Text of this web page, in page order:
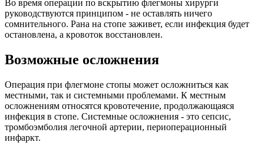
Во время операции по вскрытию флегмоны хирурги
руководствуются принципом - не оставлять ничего
сомнительного. Рана на стопе заживет, если инфекция будет
остановлена, а кровоток восстановлен.
Возможные осложнения
Операция при флегмоне стопы может осложниться как
местными, так и системными проблемами. К местным
осложнениям относятся кровотечение, продолжающаяся
инфекция в стопе. Системные осложнения - это сепсис,
тромбоэмболия легочной артерии, периоперационный
инфаркт.